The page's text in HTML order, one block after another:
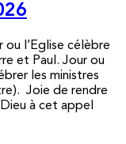
ou l’Eglise célèbre
et Paul. Jour ou
les ministres
Joie de rendre
à cet appel